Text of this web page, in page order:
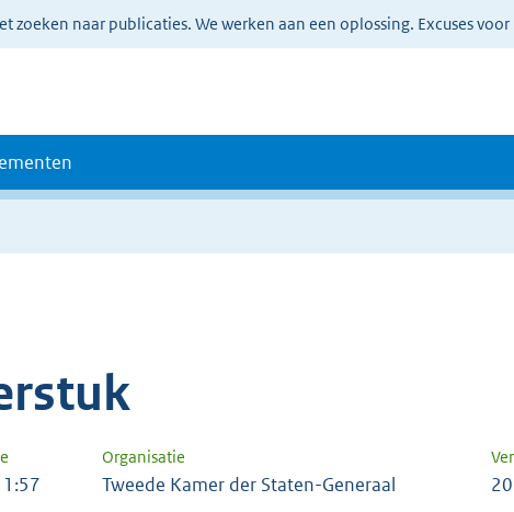
zoeken naar publicaties. We werken aan een oplossing. Excuses
Organisatie
Tweede Kamer der Staten-Generaal